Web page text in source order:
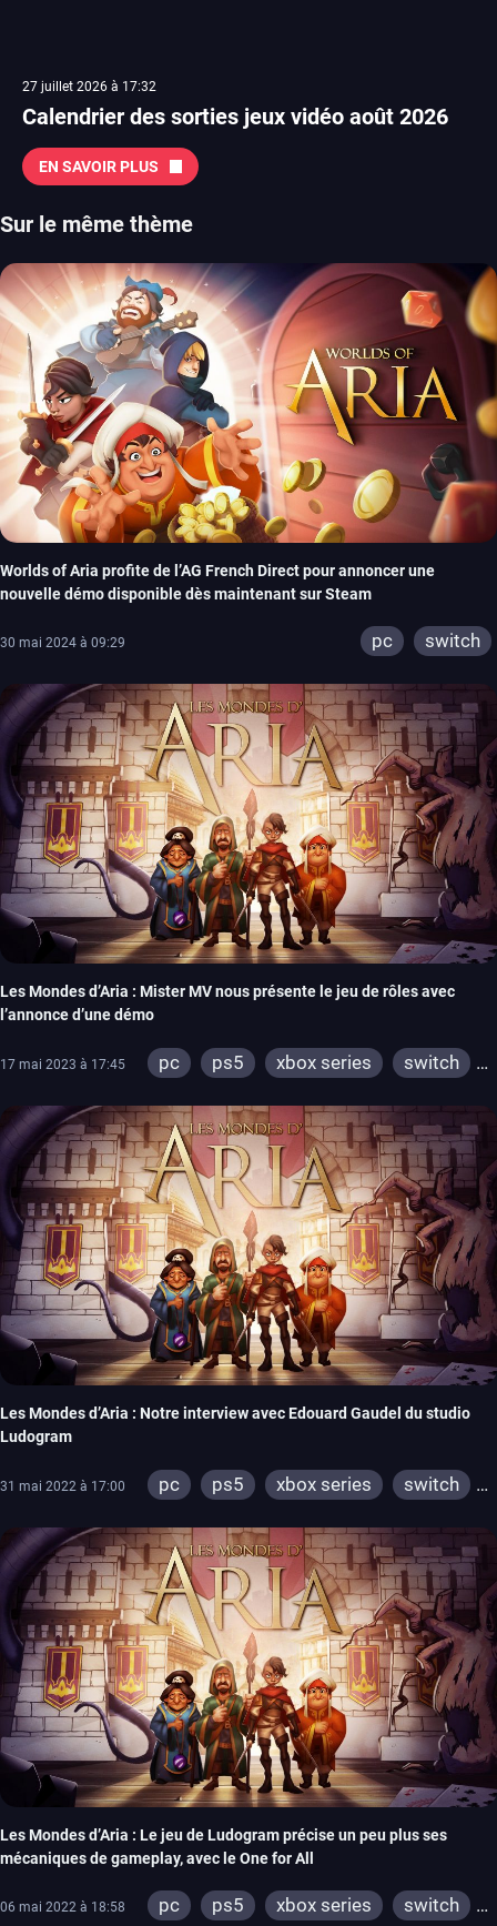
27 juillet 2026 à 17:32
Calendrier des sorties jeux vidéo août 2026
EN SAVOIR PLUS
Sur le même thème
Worlds of Aria profite de l’AG French Direct pour annoncer une
nouvelle démo disponible dès maintenant sur Steam
30 mai 2024 à 09:29 pc switch
Les Mondes d’Aria : Mister MV nous présente le jeu de rôles avec
l’annonce d’une démo
17 mai 2023 à 17:45 pc ps5 xbox series
switch
Les Mondes d’Aria : Notre interview avec Edouard Gaudel du studio
Ludogram
31 mai 2022 à 17:00 pc ps5 xbox series
switch
Les Mondes d’Aria : Le jeu de Ludogram précise un peu plus ses
mécaniques de gameplay, avec le One for All
06 mai 2022 à 18:58 pc ps5 xbox series
switch